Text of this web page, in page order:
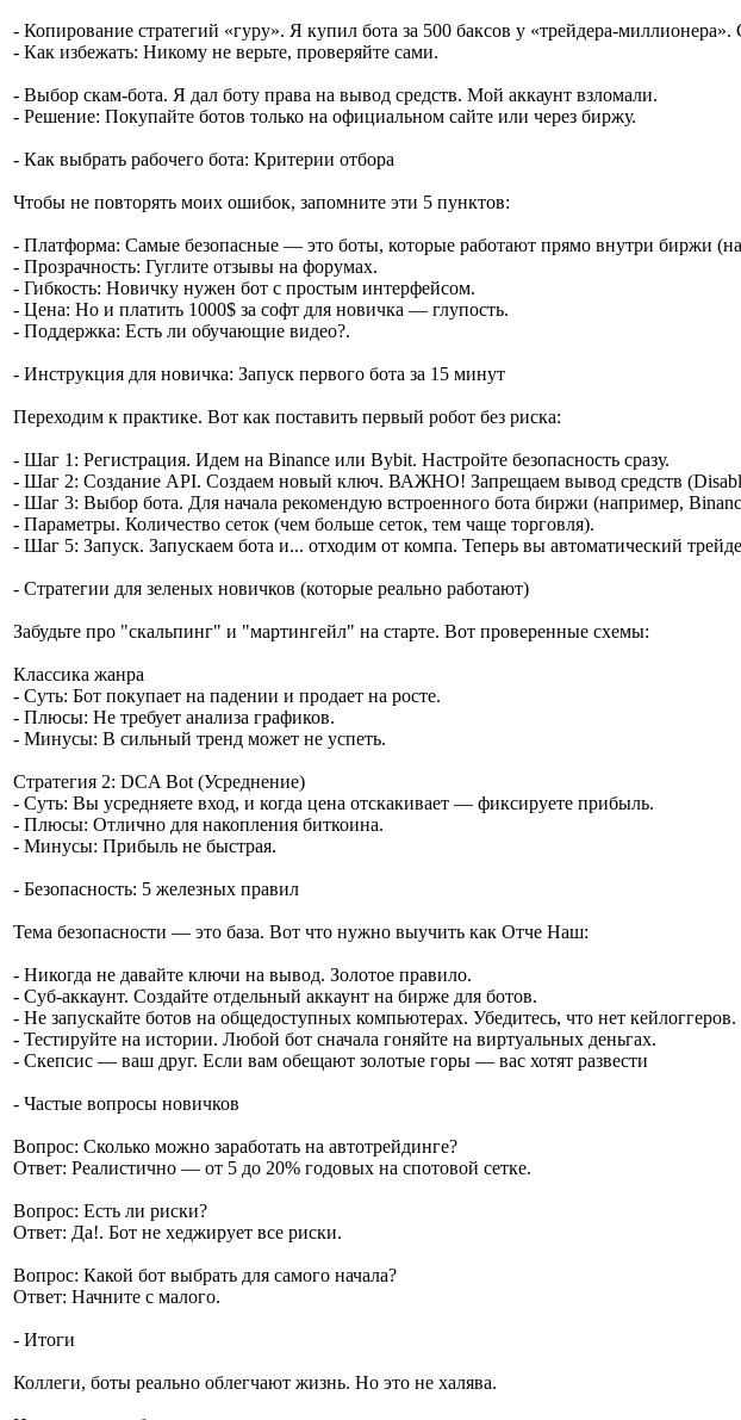
- Копирование стратегий «гуру». Я купил бота за 500 баксов у «трейдера-миллионера».
- Как избежать: Никому не верьте, проверяйте сами.
- Выбор скам-бота. Я дал боту права на вывод средств. Мой аккаунт взломали.
- Решение: Покупайте ботов только на официальном сайте или через биржу.
- Как выбрать рабочего бота: Критерии отбора
Чтобы не повторять моих ошибок, запомните эти 5 пунктов:
- Платформа: Самые безопасные — это боты, которые работают прямо внутри биржи
- Прозрачность: Гуглите отзывы на форумах.
- Гибкость: Новичку нужен бот с простым интерфейсом.
- Цена: Но и платить 1000$ за софт для новичка — глупость.
- Поддержка: Есть ли обучающие видео?.
- Инструкция для новичка: Запуск первого бота за 15 минут
Переходим к практике. Вот как поставить первый робот без риска:
- Шаг 1: Регистрация. Идем на Binance или Bybit. Настройте безопасность сразу.
- Шаг 2: Создание API. Создаем новый ключ. ВАЖНО! Запрещаем вывод средств
- Шаг 3: Выбор бота. Для начала рекомендую встроенного бота биржи (например,
- Параметры. Количество сеток (чем больше сеток, тем чаще торговля).
- Шаг 5: Запуск. Запускаем бота и... отходим от компа. Теперь вы автоматический
- Стратегии для зеленых новичков (которые реально работают)
Забудьте про "скальпинг" и "мартингейл" на старте. Вот проверенные схемы:
Классика жанра
- Суть: Бот покупает на падении и продает на росте.
- Плюсы: Не требует анализа графиков.
- Минусы: В сильный тренд может не успеть.
Стратегия 2: DCA Bot (Усреднение)
- Суть: Вы усредняете вход, и когда цена отскакивает — фиксируете прибыль.
- Плюсы: Отлично для накопления биткоина.
- Минусы: Прибыль не быстрая.
- Безопасность: 5 железных правил
Тема безопасности — это база. Вот что нужно выучить как Отче Наш:
- Никогда не давайте ключи на вывод. Золотое правило.
- Суб-аккаунт. Создайте отдельный аккаунт на бирже для ботов.
- Не запускайте ботов на общедоступных компьютерах. Убедитесь, что нет кейлоггеров.
- Тестируйте на истории. Любой бот сначала гоняйте на виртуальных деньгах.
- Скепсис — ваш друг. Если вам обещают золотые горы — вас хотят развести
- Частые вопросы новичков
Вопрос: Сколько можно заработать на автотрейдинге?
Ответ: Реалистично — от 5 до 20% годовых на спотовой сетке.
Вопрос: Есть ли риски?
Ответ: Да!. Бот не хеджирует все риски.
Вопрос: Какой бот выбрать для самого начала?
Ответ: Начните с малого.
- Итоги
Коллеги, боты реально облегчают жизнь. Но это не халява.